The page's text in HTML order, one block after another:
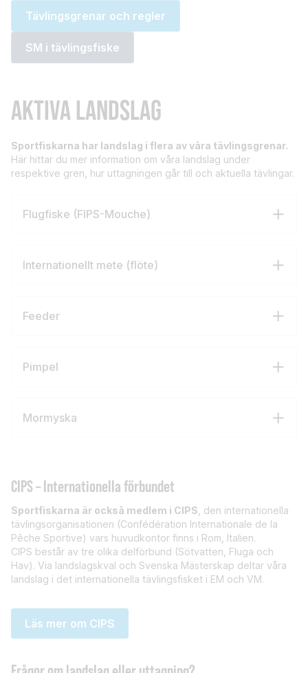
Tävlingsgrenar och regler
SM i tävlingsfiske
AKTIVA LANDSLAG
Sportfiskarna har landslag i flera av våra tävlingsgrenar.
Här hittar du mer information om våra landslag under
respektive gren, hur uttagningen går till och aktuella tävlingar.
Flugfiske (FIPS-Mouche)
Internationellt mete (flöte)
Feeder
Pimpel
Mormyska
CIPS – Internationella förbundet
Sportfiskarna är också medlem i CIPS, den internationella
tävlingsorganisationen (Confédération Internationale de la
Pêche Sportive) vars huvudkontor finns i Rom, Italien.
CIPS består av tre olika delförbund (Sötvatten, Fluga och
Hav). Via landslagskval och Svenska Mästerskap deltar våra
landslag i det internationella tävlingsfisket i EM och VM.
Läs mer om CIPS